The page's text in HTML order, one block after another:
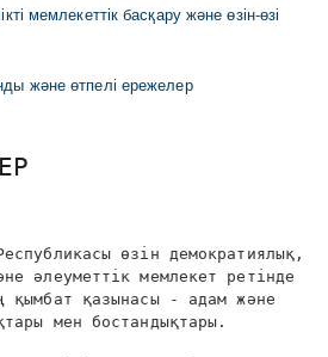
мемлекеттік басқару және өзін-өзі
және өтпелі ережелер
өзін демократиялық,
әлеуметтік мемлекет ретінде
қымбат қазынасы - адам және
мен бостандықтары.